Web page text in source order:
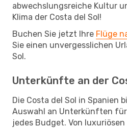
abwechslungsreiche Kultur
Klima der Costa del Sol!
Buchen Sie jetzt Ihre Flüge
Sie einen unvergesslichen
Sol.
Unterkünfte an der
Die Costa del Sol in Spanien
Auswahl an Unterkünften
jedes Budget. Von